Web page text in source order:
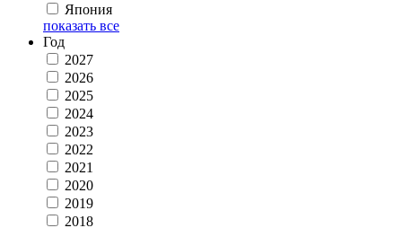
Япония
показать все
Год
2027
2026
2025
2024
2023
2022
2021
2020
2019
2018